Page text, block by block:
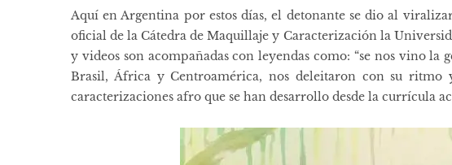
Aquí en Argentina por estos días, el detonante se dio al
oficial de la Cátedra de Maquillaje y Caracterización la
y videos son acompañadas con ​leyendas como: “se nos vino la
Brasil, África y Centroamérica, nos deleitaron con su ritmo
caracterizaciones afro que se han desarrollo desde la currícula